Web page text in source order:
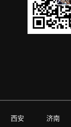
西安 济南